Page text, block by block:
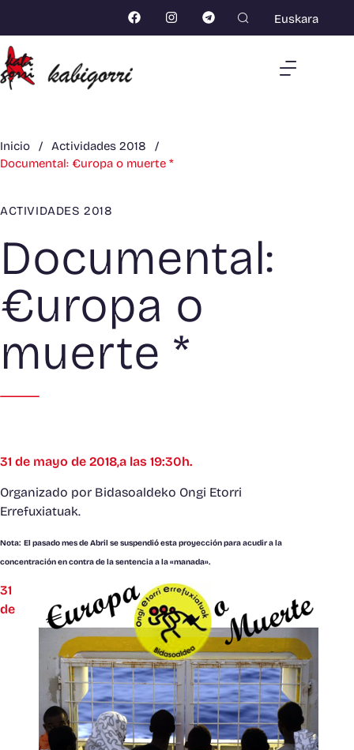
Euskara
Inicio / Actividades 2018
/
Documental: €uropa o muerte *
ACTIVIDADES 2018
Documental:
€uropa o
muerte *
31 de mayo de 2018,a las 19:30h.
Organizado por Bidasoaldeko Ongi Etorri
Errefuxiatuak.
Nota: El pasado mes de Abril se suspendió esta proyección para acudir a la
concentración en contra de la sentencia a la «manada».
31
de